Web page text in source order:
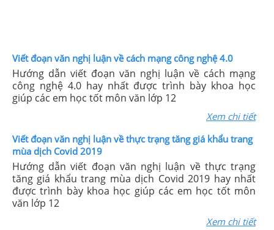
Viết đoạn văn nghị luận về cách mạng công nghệ 4.0
Hướng dẫn viết đoạn văn nghị luận về cách mạng
công nghệ 4.0 hay nhất được trình bày khoa học
giúp các em học tốt môn văn lớp 12
Xem chi tiết
Viết đoạn văn nghị luận về thực trạng tăng giá khẩu trang
mùa dịch Covid 2019
Hướng dẫn viết đoạn văn nghị luận về thực trạng
tăng giá khẩu trang mùa dịch Covid 2019 hay nhất
được trình bày khoa học giúp các em học tốt môn
văn lớp 12
Xem chi tiết